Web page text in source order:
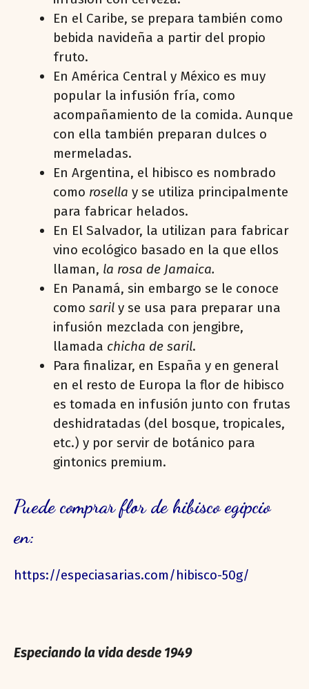
En el Caribe, se prepara también como
bebida navideña a partir del propio
fruto.
En América Central y México es muy
popular la infusión fría, como
acompañamiento de la comida. Aunque
con ella también preparan dulces o
mermeladas.
En Argentina, el hibisco es nombrado
como rosella y se utiliza principalmente
para fabricar helados.
En El Salvador, la utilizan para fabricar
vino ecológico basado en la que ellos
llaman, la rosa de Jamaica.
En Panamá, sin embargo se le conoce
como saril y se usa para preparar una
infusión mezclada con jengibre,
llamada chicha de saril.
Para finalizar, en España y en general
en el resto de Europa la flor de hibisco
es tomada en infusión junto con frutas
deshidratadas (del bosque, tropicales,
etc.) y por servir de botánico para
gintonics premium.
Puede comprar flor de hibisco egipcio
en:
https://especiasarias.com/hibisco-50g/
Especiando la vida desde 1949